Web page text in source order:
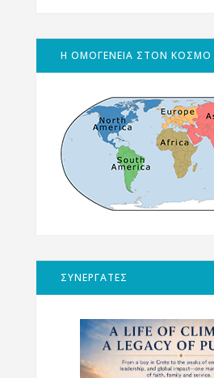
Η ΟΜΟΓΕΝΕΙΑ ΣΤΟΝ ΚΟΣΜΟ
ΣΥΝΕΡΓΑΤΕΣ